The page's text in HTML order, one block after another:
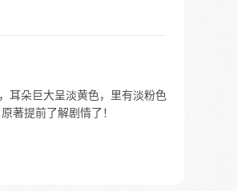
耳朵巨大呈淡黄色，里有淡粉色
著提前了解剧情了！